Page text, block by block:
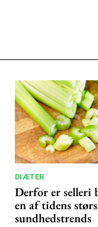
DIÆTER
Derfor er selleri
en af tidens
sundhedstrends